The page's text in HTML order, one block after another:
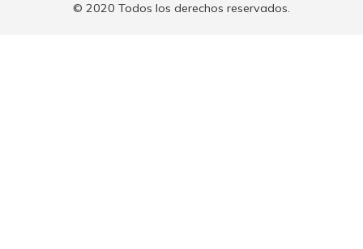
© 2020 Todos los derechos reservados.